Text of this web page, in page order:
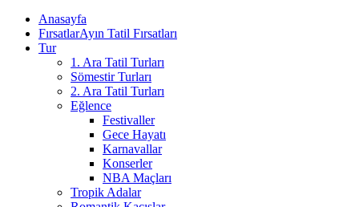
Anasayfa
FırsatlarAyın Tatil Fırsatları
Tur
1. Ara Tatil Turları
Sömestir Turları
2. Ara Tatil Turları
Eğlence
Festivaller
Gece Hayatı
Karnavallar
Konserler
NBA Maçları
Tropik Adalar